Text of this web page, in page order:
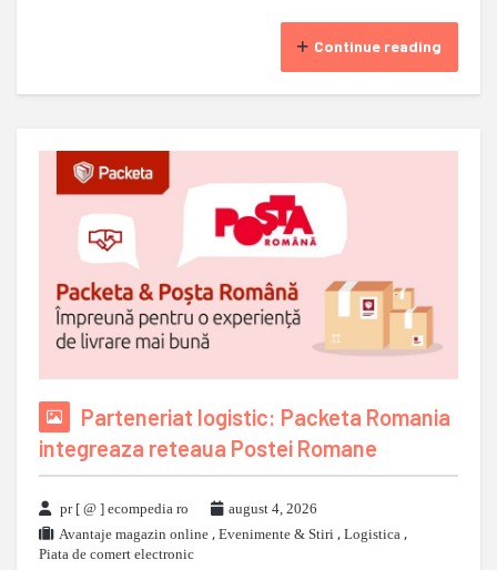
Continue reading
Parteneriat logistic: Packeta Romania
integreaza reteaua Postei Romane
pr [ @ ] ecompedia ro
august 4, 2026
Avantaje magazin online , Evenimente & Stiri , Logistica ,
Piata de comert electronic